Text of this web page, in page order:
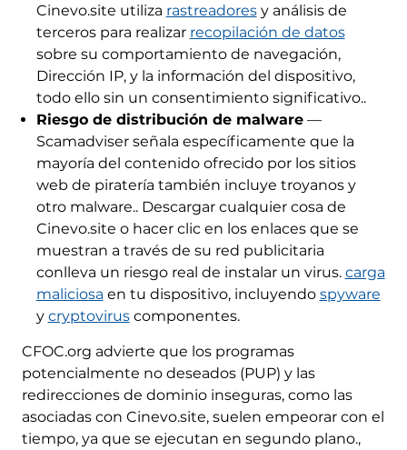
Cinevo.site utiliza rastreadoresy análisis de
terceros para realizar recopilación de datos
sobre su comportamiento de navegación,
Dirección IP, y la información del dispositivo,
todo ello sin un consentimiento significativo..
Riesgo de distribución de malware—
Scamadviser señala específicamente que la
mayoría del contenido ofrecido por los sitios
web de piratería también incluye troyanos y
otro malware.. Descargar cualquier cosa de
Cinevo.site o hacer clic en los enlaces que se
muestran a través de su red publicitaria
conlleva un riesgo real de instalar un virus. carga
maliciosa en tu dispositivo, incluyendo spyware
y cryptoviruscomponentes.
CFOC.org advierte que los programas
potencialmente no deseados (PUP) y las
redirecciones de dominio inseguras, como las
asociadas con Cinevo.site, suelen empeorar con el
tiempo, ya que se ejecutan en segundo plano.,